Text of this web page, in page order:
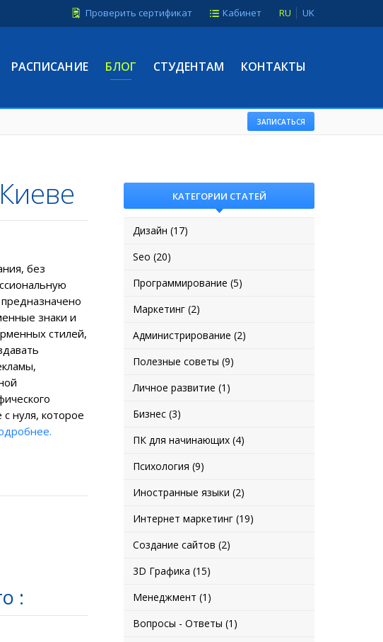
RU UK
Кабинет
Проверить сертификат
РАСПИСАНИЕ БЛОГ СТУДЕНТАМ КОНТАКТЫ
ЗАПИСАТЬСЯ
без
знаки и
стилей,
нуля, которое
:
КАТЕГОРИИ СТАТЕЙ
Дизайн (17)
Seo (20)
Программирование (5)
Маркетинг (2)
Администрирование (2)
Полезные советы (9)
Личное развитие (1)
Бизнес (3)
ПК для начинающих (4)
Психология (9)
Иностранные языки (2)
Интернет маркетинг (19)
Создание сайтов (2)
3D Графика (15)
Менеджмент (1)
Вопросы - Ответы (1)